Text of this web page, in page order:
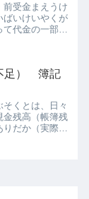
前受金まえうけ
ばいけいやくが
代金の一部を
商...
足） 簿記
くとは、日々
金残高（帳簿残
だか（実際在